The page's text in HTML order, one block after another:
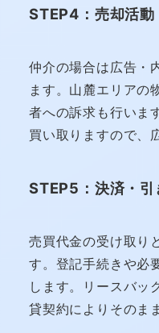
STEP4：売却活動
仲介の場合は広告・
ます。山麓エリアの
者への訴求も行いま
買い取りますので、
STEP5：決済・引
売買代金の受け取り
す。登記手続きや必
します。リースバッ
貸契約によりそのま